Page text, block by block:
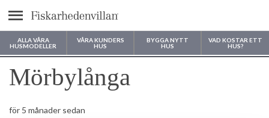
Meny
ALLA VÅRA
HUSMODELLER
VÅRA KUNDERS
HUS
BYGGA NYTT
HUS
VAD KOSTAR ETT
HUS?
Var vill du bygga ditt hus?
Mörbylånga
för 5 månader sedan